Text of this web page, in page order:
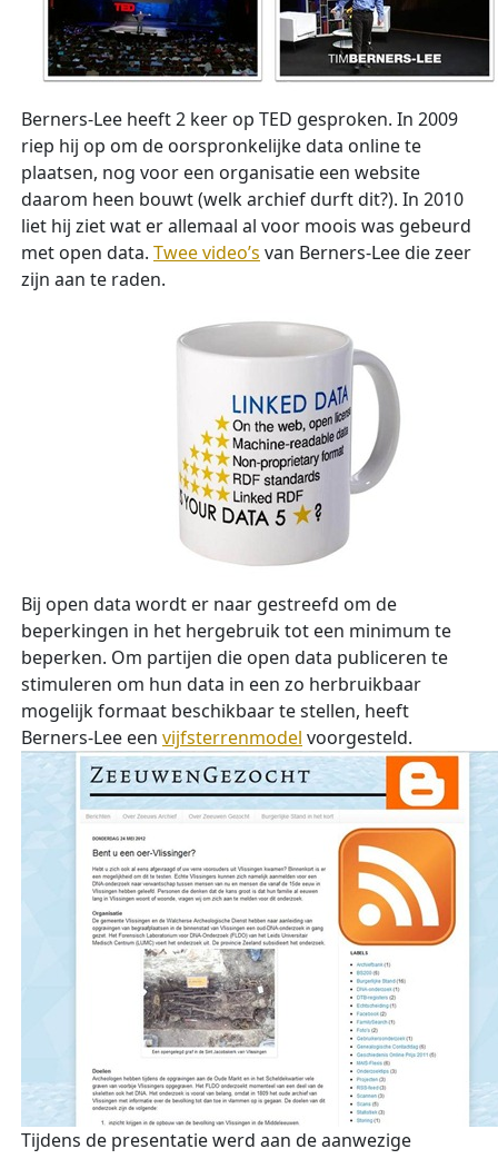
Berners-Lee heeft 2 keer op TED gesproken. In 2009
riep hij op om de oorspronkelijke data online te
plaatsen, nog voor een organisatie een website
daarom heen bouwt (welk archief durft dit?). In 2010
liet hij ziet wat er allemaal al voor moois was gebeurd
met open data. Twee video’s van Berners-Lee die zeer
zijn aan te raden.
Bij open data wordt er naar gestreefd om de
beperkingen in het hergebruik tot een minimum te
beperken. Om partijen die open data publiceren te
stimuleren om hun data in een zo herbruikbaar
mogelijk formaat beschikbaar te stellen, heeft
Berners-Lee een vijfsterrenmodel voorgesteld.
Tijdens de presentatie werd aan de aanwezige